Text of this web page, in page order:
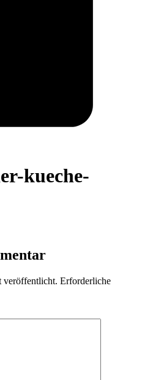
kueche-
veröffentlicht. Erforderliche